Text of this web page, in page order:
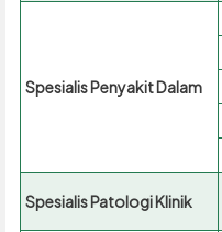
Spesialis Penyakit Dalam
Spesialis Patologi Klinik